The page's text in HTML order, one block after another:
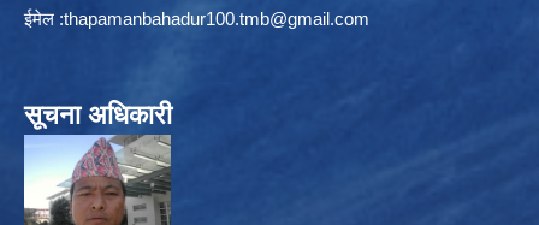
ईमेल :thapamanbahadur100.tmb@gmail.com
सूचना अधिकारी